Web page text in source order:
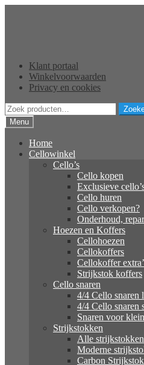
Klant portaal
Winkelvoorwaarden
Privacy en cookies
Zoeken
naar:
Menu
Home
Cellowinkel
Cello’s
Cello kopen
Exclusieve
Cello huren
Cello verkopen?
Onderhoud,
Hoezen en Koffers
Cellohoezen
Cellokoffers
Cellokoffer
Strijkstok koffers
Cello snaren
4/4 Cello snaren
4/4 Cello snaren
Snaren voor
Strijkstokken
Alle strijkstokken
Moderne
Carbon